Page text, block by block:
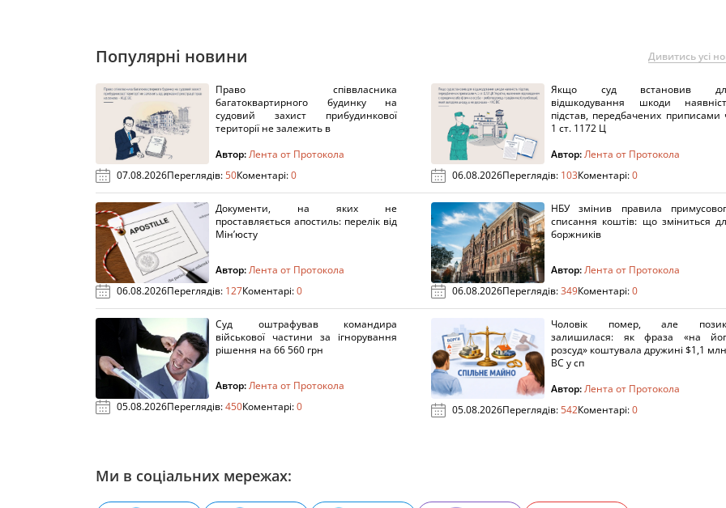
Популярні новини Дивитись усі
Право співвласника
багатоквартирного будинку на
судовий захист прибудинкової
території не залежить в
Автор:Лента от Протокола
07.08.2026Переглядів:50Коментарі:0
Якщо суд встановив
відшкодування шкоди
підстав, передбачених приписами
1 ст. 1172 Ц
Автор:Лента от Протокола
06.08.2026Переглядів: 103Коментарі:0
Документи, на яких не
проставляється апостиль: перелік від
Мін’юсту
Автор:Лента от Протокола
06.08.2026Переглядів: 127Коментарі:0
НБУ змінив правила
списання коштів: що зміниться
боржників
Автор:Лента от Протокола
06.08.2026Переглядів:349Коментарі:0
Суд оштрафував командира
військової частини за ігнорування
рішення на 66 560 грн
Автор:Лента от Протокола
05.08.2026Переглядів:450Коментарі:0
Чоловік помер, але
залишилася: як фраза «на
розсуд» коштувала дружині $1,1
ВС у сп
Автор:Лента от Протокола
05.08.2026Переглядів:542Коментарі:0
Ми в соціальних мережах: